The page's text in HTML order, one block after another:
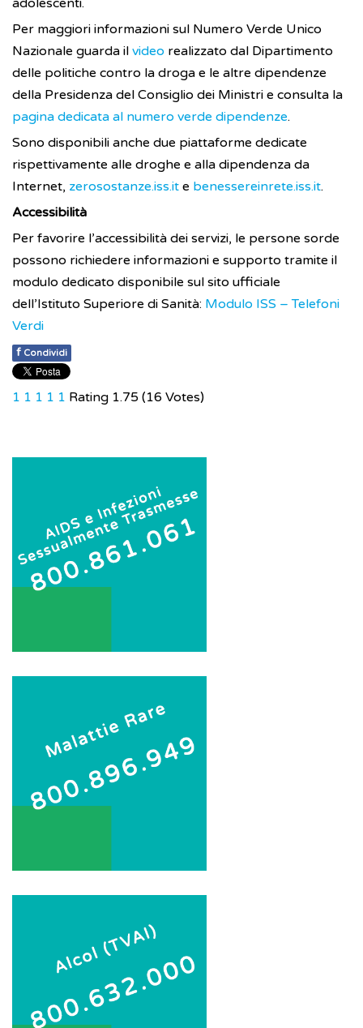
adolescenti.
Per maggiori informazioni sul Numero Verde Unico
Nazionale guarda il video realizzato dal Dipartimento
delle politiche contro la droga e le altre dipendenze
della Presidenza del Consiglio dei Ministri e consulta la
pagina dedicata al numero verde dipendenze.
Sono disponibili anche due piattaforme dedicate
rispettivamente alle droghe e alla dipendenza da
Internet, zerosostanze.iss.it e benessereinrete.iss.it.
Accessibilità
Per favorire l’accessibilità dei servizi, le persone sorde
possono richiedere informazioni e supporto tramite il
modulo dedicato disponibile sul sito ufficiale
dell’Istituto Superiore di Sanità: Modulo ISS – Telefoni
Verdi
f Condividi
1 1 1 1 1 Rating 1.75 (16 Votes)